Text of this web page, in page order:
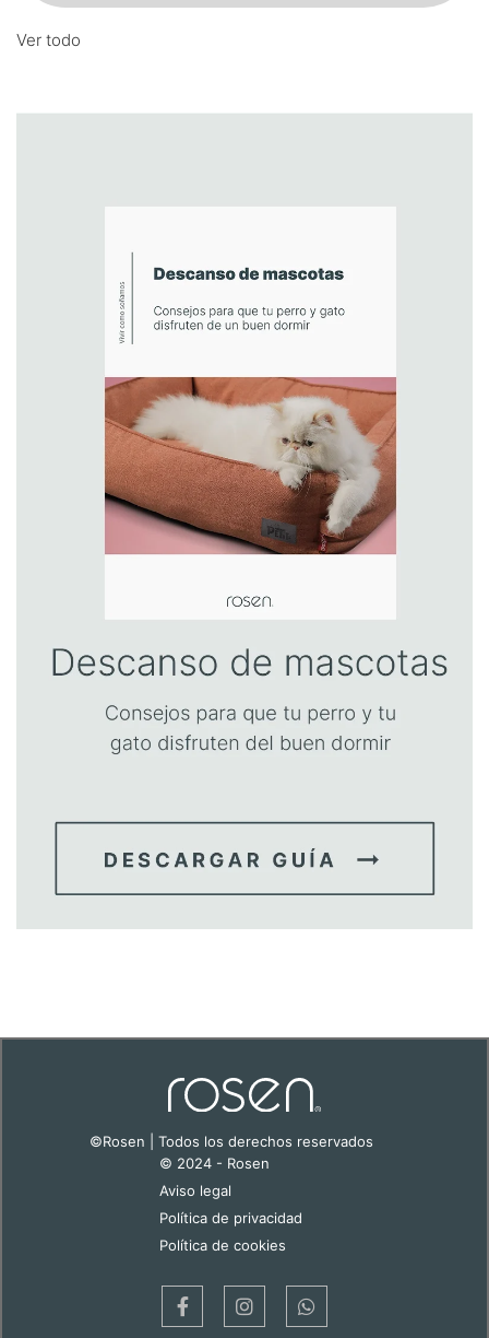
Ver todo
©Rosen | Todos los derechos reservados
© 2024 - Rosen
Aviso legal
Política de privacidad
Política de cookies